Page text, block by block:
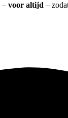
– voor altijd –